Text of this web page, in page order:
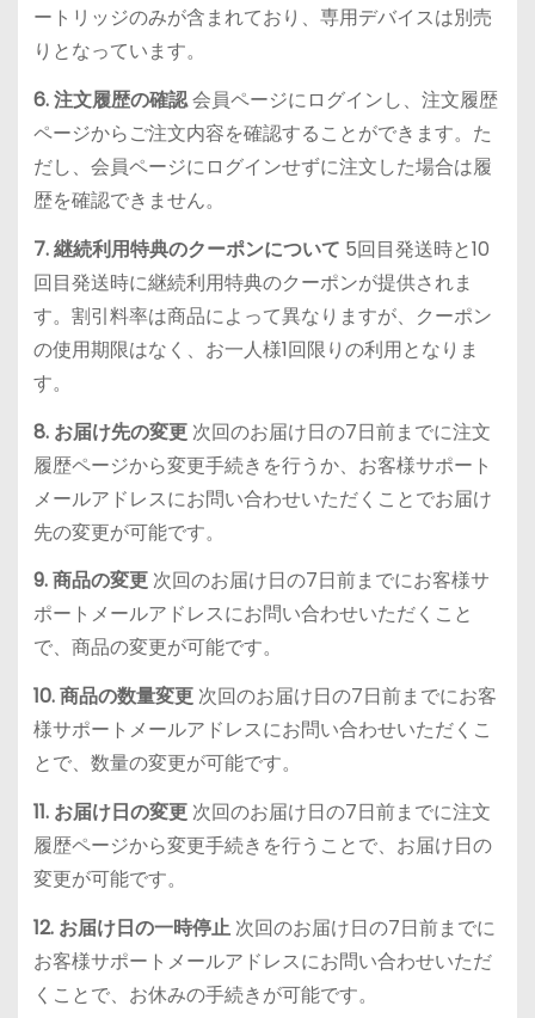
ートリッジのみが含まれており、専用デバイスは別売
りとなっています。
6. 注文履歴の確認会員ページにログインし、注文履歴
ページからご注文内容を確認することができます。た
だし、会員ページにログインせずに注文した場合は履
歴を確認できません。
7. 継続利用特典のクーポンについて 5回目発送時と10
回目発送時に継続利用特典のクーポンが提供されま
す。割引料率は商品によって異なりますが、クーポン
の使用期限はなく、お一人様1回限りの利用となりま
す。
8. お届け先の変更次回のお届け日の7日前までに注文
履歴ページから変更手続きを行うか、お客様サポート
メールアドレスにお問い合わせいただくことでお届け
先の変更が可能です。
9. 商品の変更次回のお届け日の7日前までにお客様サ
ポートメールアドレスにお問い合わせいただくこと
で、商品の変更が可能です。
10. 商品の数量変更次回のお届け日の7日前までにお客
様サポートメールアドレスにお問い合わせいただくこ
とで、数量の変更が可能です。
11. お届け日の変更次回のお届け日の7日前までに注文
履歴ページから変更手続きを行うことで、お届け日の
変更が可能です。
12. お届け日の一時停止次回のお届け日の7日前までに
お客様サポートメールアドレスにお問い合わせいただ
くことで、お休みの手続きが可能です。